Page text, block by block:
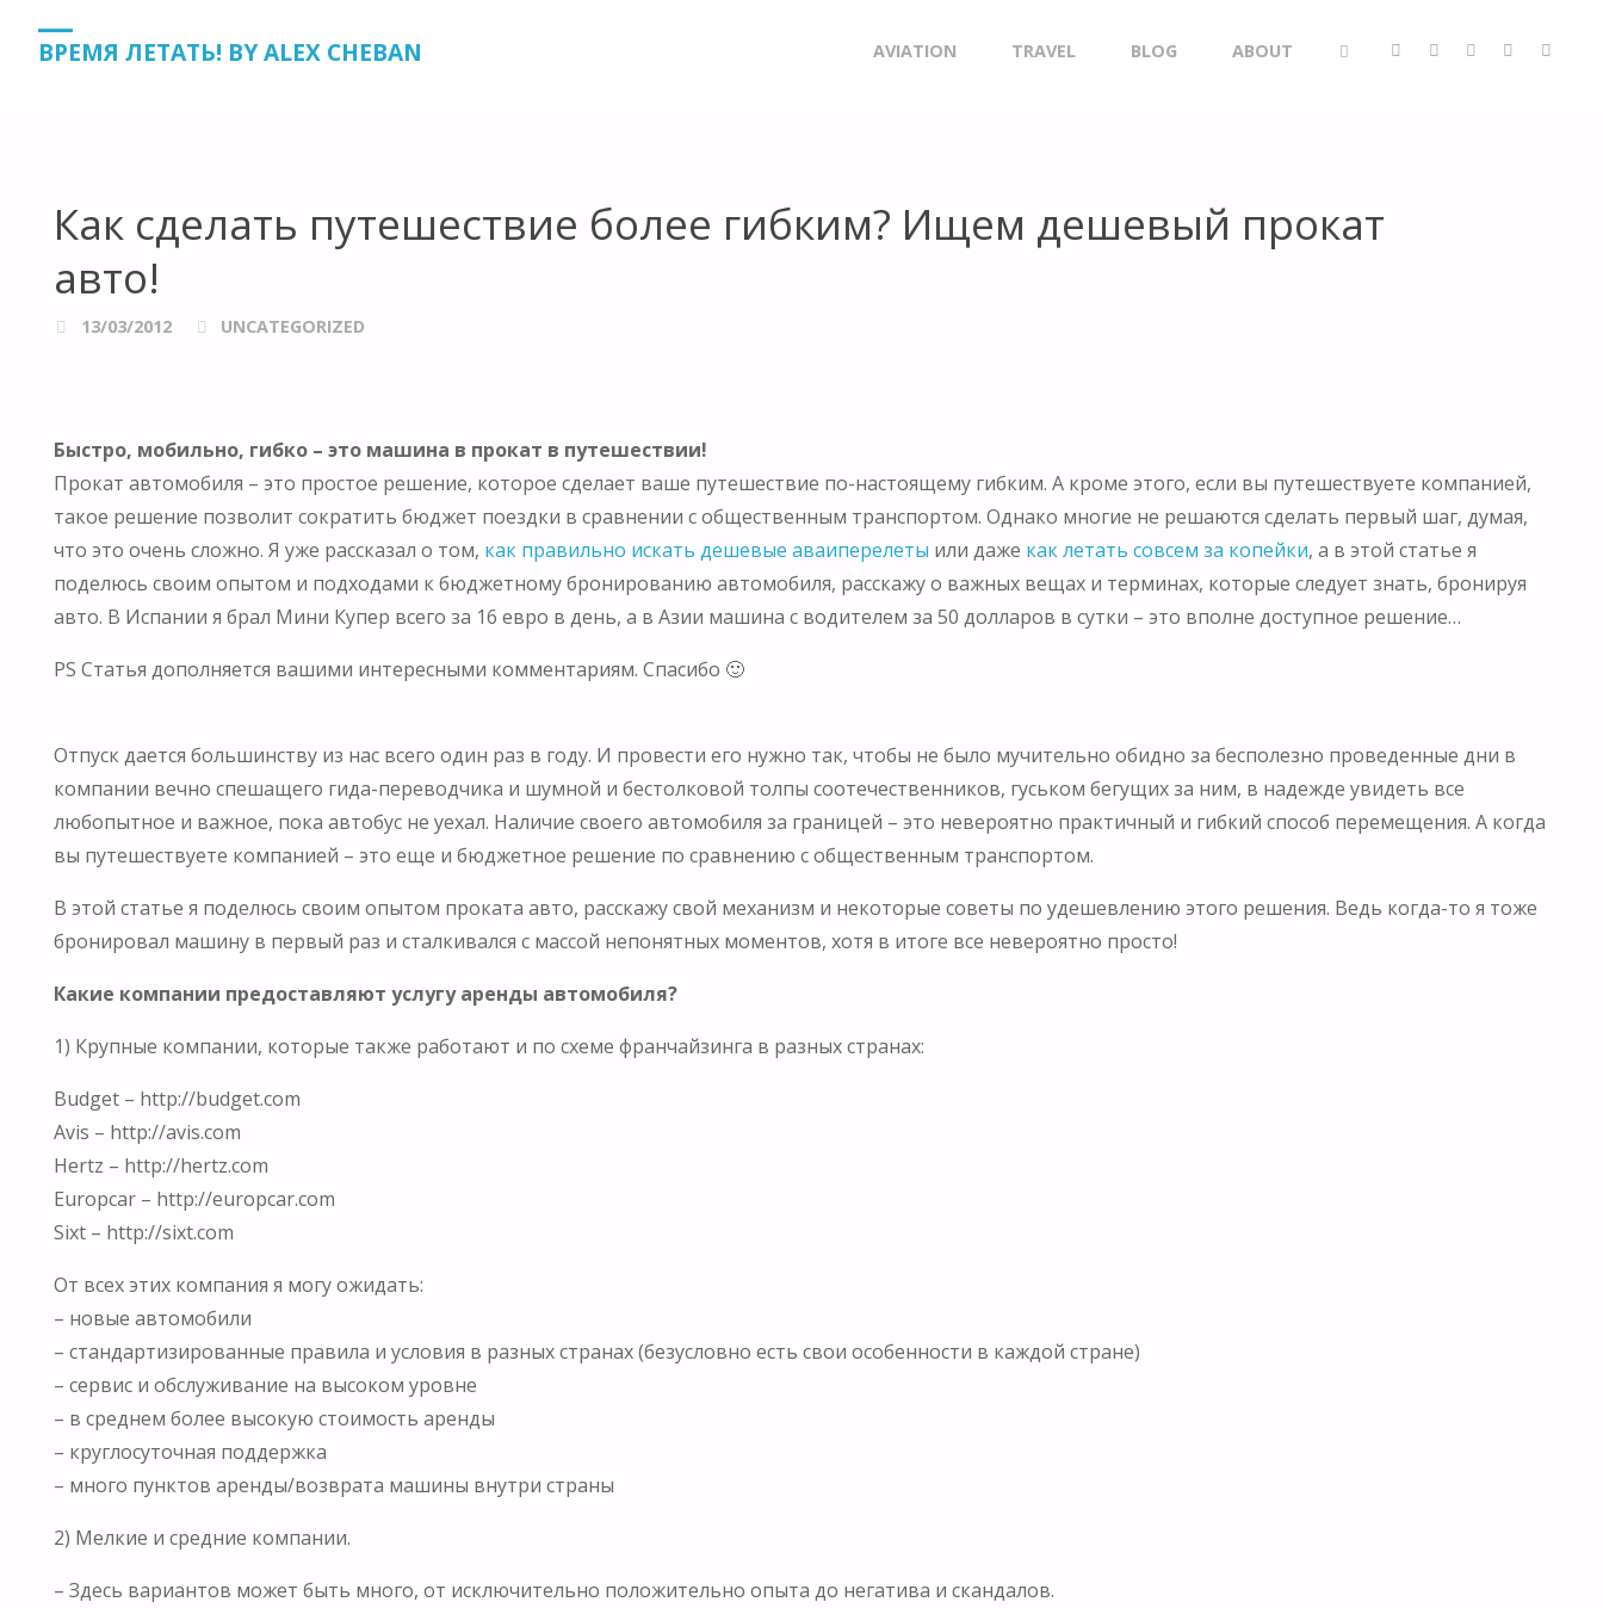
ВРЕМЯ ЛЕТАТЬ! BY ALEX CHEBAN AVIATION TRAVEL BLOG ABOUT
Как сделать путешествие более гибким? Ищем дешевый прокат
авто!
13/03/2012 UNCATEGORIZED
Быстро, мобильно, гибко – это машина в прокат в путешествии!
Прокат автомобиля – это простое решение, которое сделает ваше путешествие по-настоящему гибким. А кроме этого, если вы путешествуете компанией,
такое решение позволит сократить бюджет поездки в сравнении с общественным транспортом. Однако многие не решаются сделать первый шаг, думая,
что это очень сложно. Я уже рассказал о том, как правильно искать дешевые аваиперелеты или даже как летать совсем за копейки, а в этой статье я
поделюсь своим опытом и подходами к бюджетному бронированию автомобиля, расскажу о важных вещах и терминах, которые следует знать, бронируя
авто. В Испании я брал Мини Купер всего за 16 евро в день, а в Азии машина с водителем за 50 долларов в сутки – это вполне доступное решение…
PS Статья дополняется вашими интересными комментариям. Спасибо 🙂
Отпуск дается большинству из нас всего один раз в году. И провести его нужно так, чтобы не было мучительно обидно за бесполезно проведенные дни в
компании вечно спешащего гида-переводчика и шумной и бестолковой толпы соотечественников, гуськом бегущих за ним, в надежде увидеть все
любопытное и важное, пока автобус не уехал. Наличие своего автомобиля за границей – это невероятно практичный и гибкий способ перемещения. А когда
вы путешествуете компанией – это еще и бюджетное решение по сравнению с общественным транспортом.
В этой статье я поделюсь своим опытом проката авто, расскажу свой механизм и некоторые советы по удешевлению этого решения. Ведь когда-то я тоже
бронировал машину в первый раз и сталкивался с массой непонятных моментов, хотя в итоге все невероятно просто!
Какие компании предоставляют услугу аренды автомобиля?
1) Крупные компании, которые также работают и по схеме франчайзинга в разных странах:
Budget – http://budget.com
Avis – http://avis.com
Hertz – http://hertz.com
Europcar – http://europcar.com
Sixt – http://sixt.com
От всех этих компания я могу ожидать:
– новые автомобили
– стандартизированные правила и условия в разных странах (безусловно есть свои особенности в каждой стране)
– сервис и обслуживание на высоком уровне
– в среднем более высокую стоимость аренды
– круглосуточная поддержка
– много пунктов аренды/возврата машины внутри страны
2) Мелкие и средние компании.
– Здесь вариантов может быть много, от исключительно положительно опыта до негатива и скандалов.